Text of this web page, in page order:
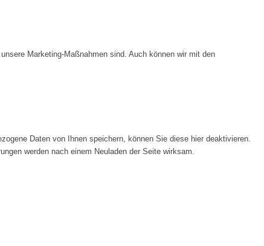
Marketing-Maßnahmen sind. Auch können wir mit den
Daten von Ihnen speichern, können Sie diese hier deaktivieren.
werden nach einem Neuladen der Seite wirksam.